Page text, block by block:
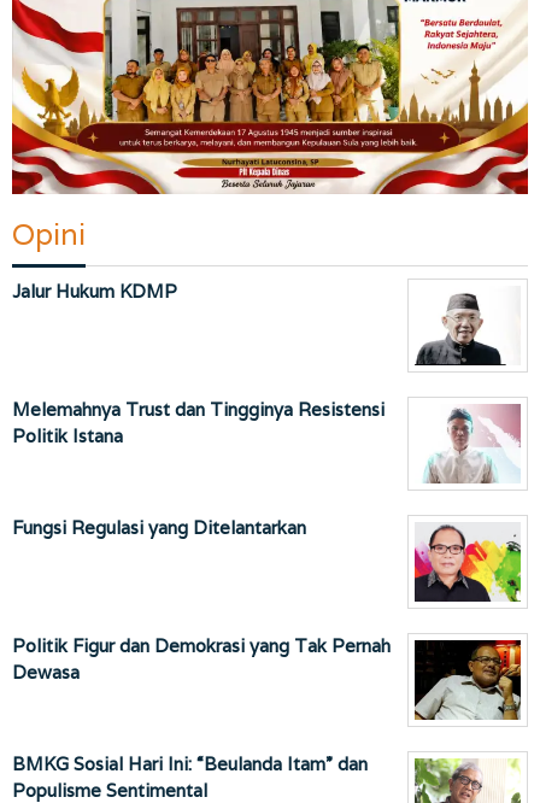
Opini
Jalur Hukum KDMP
Melemahnya Trust dan Tingginya Resistensi
Politik Istana
Fungsi Regulasi yang Ditelantarkan
Politik Figur dan Demokrasi yang Tak Pernah
Dewasa
BMKG Sosial Hari Ini: “Beulanda Itam” dan
Populisme Sentimental